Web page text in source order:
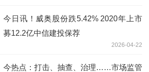
今日讯！威奥股份跌5.42% 2020年上市
募12.2亿中信建投保荐
2026-04-22
今热点：打击、抽查、治理……市场监管